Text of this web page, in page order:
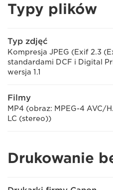
Typy plików
Typ zdjęć
Kompresja JPEG (Exif 2.3
standardami DCF i Digital
wersja 1.1
Filmy
MP4 (obraz: MPEG-4 AVC/
LC (stereo))
Drukowanie